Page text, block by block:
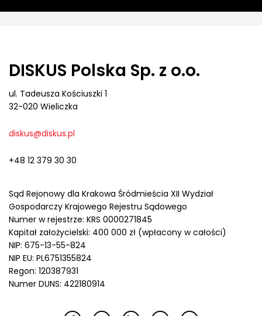
DISKUS Polska Sp. z o.o.
ul. Tadeusza Kościuszki 1
32-020 Wieliczka
diskus@diskus.pl
+48 12 379 30 30
Sąd Rejonowy dla Krakowa Śródmieścia XII Wydział
Gospodarczy Krajowego Rejestru Sądowego
Numer w rejestrze: KRS 0000271845
Kapitał założycielski: 400 000 zł (wpłacony w całości)
NIP: 675-13-55-824
NIP EU: PL6751355824
Regon: 120387931
Numer DUNS: 422180914